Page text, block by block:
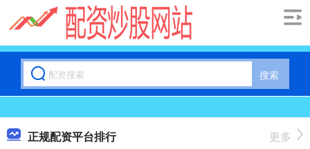
搜索
正规配资平台排行 更多